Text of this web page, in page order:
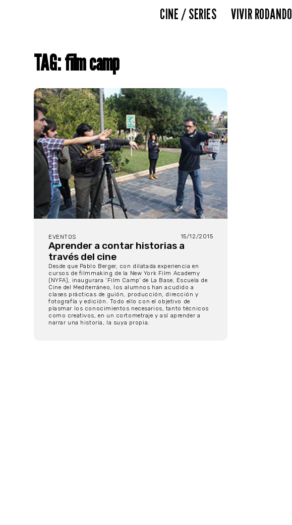
CINE / SERIES VIVIR RODANDO
TAG: film camp
EVENTOS 15/12/2015
Aprender a contar historias a
través del cine
Desde que Pablo Berger, con dilatada experiencia en
cursos de filmmaking de la New York Film Academy
(NYFA), inaugurara ‘Film Camp’ de La Base, Escuela de
Cine del Mediterráneo, los alumnos han acudido a
clases prácticas de guión, producción, dirección y
fotografía y edición. Todo ello con el objetivo de
plasmar los conocimientos necesarios, tanto técnicos
como creativos, en un cortometraje y así aprender a
narrar una historia, la suya propia.